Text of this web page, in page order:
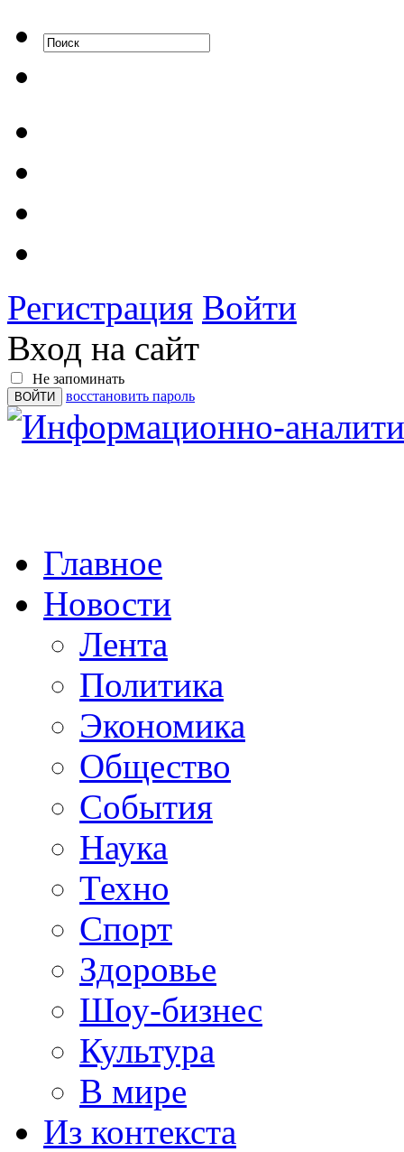
Регистрация Войти
Вход на сайт
Не запоминать
восстановить пароль
Главное
Новости
Лента
Политика
Экономика
Общество
События
Наука
Техно
Спорт
Здоровье
Шоу-бизнес
Культура
В мире
Из контекста